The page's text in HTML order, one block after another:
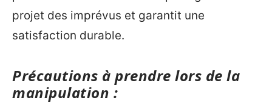
projet des imprévus et garantit une
satisfaction durable.
Précautions à prendre lors de la
manipulation :